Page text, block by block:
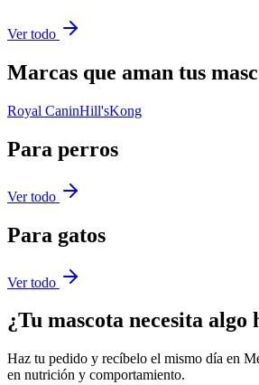
Ver todo
Marcas que aman tus
Royal CaninHill'sKong
Para perros
Ver todo
Para gatos
Ver todo
¿Tu mascota necesita algo
Haz tu pedido y recíbelo el mismo día en
en nutrición y comportamiento.